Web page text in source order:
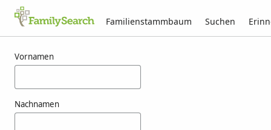
Familienstammbaum Suchen
Vornamen
Nachnamen